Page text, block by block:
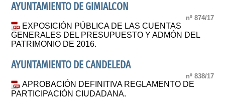
AYUNTAMIENTO DE GIMIALCON
nº 874/17
EXPOSICIÓN PÚBLICA DE LAS CUENTAS
GENERALES DEL PRESUPUESTO Y ADMÓN DEL
PATRIMONIO DE 2016.
AYUNTAMIENTO DE CANDELEDA
nº 838/17
APROBACIÓN DEFINITIVA REGLAMENTO DE
PARTICIPACIÓN CIUDADANA.